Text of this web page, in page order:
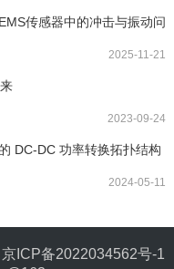
传感器中的冲击与振动问
2025-11-21
2023-09-24
DC-DC 功率转换拓扑结构
2024-05-11
京ICP备2022034562号-1